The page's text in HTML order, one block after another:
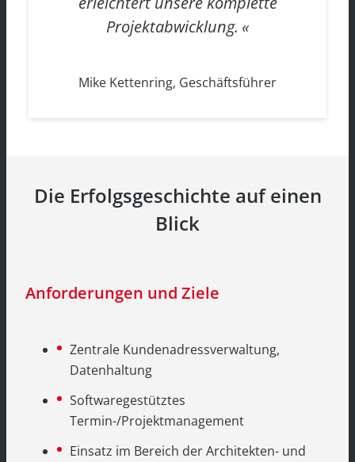
Projektabwicklung.
Mike Kettenring, Geschäftsführer
Die Erfolgsgeschichte auf einen
Blick
Anforderungen und Ziele
Zentrale Kundenadressverwaltung,
Datenhaltung
Softwaregestütztes
Termin-/Projektmanagement
Einsatz im Bereich der Architekten- und